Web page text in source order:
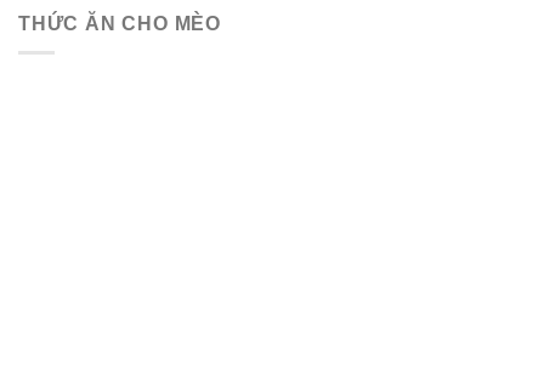
THỨC ĂN CHO MÈO